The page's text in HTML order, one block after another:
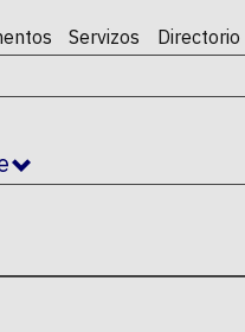
Servizos Directorio